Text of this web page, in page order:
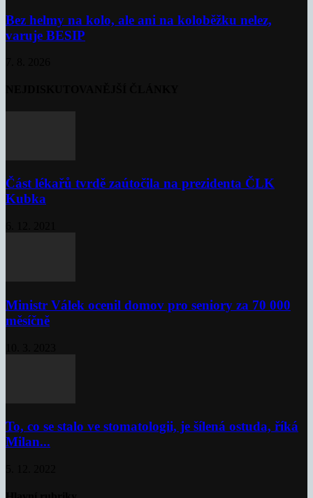
Bez helmy na kolo, ale ani na koloběžku nelez,
varuje BESIP
Část lékařů tvrdě zaútočila na prezidenta ČLK
Kubka
Ministr Válek ocenil domov pro seniory za 70 000
měsíčně
To, co se stalo ve stomatologii, je šílená ostuda, říká
Milan...